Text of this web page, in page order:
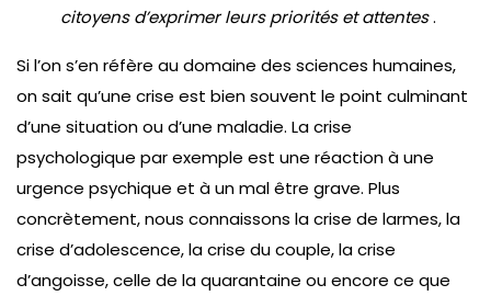
citoyens d’exprimer leurs priorités etattentes.
Si l’on s’en réfère au domaine des sciences humaines,
on sait qu’une crise est bien souvent le point culminant
d’une situation ou d’une maladie. La crise
psychologique par exemple est une réaction à une
urgence psychique et à un mal être grave. Plus
concrètement, nous connaissons la crise de larmes, la
crise d’adolescence, la crise du couple, la crise
d’angoisse, celle de la quarantaine ou encore ce que